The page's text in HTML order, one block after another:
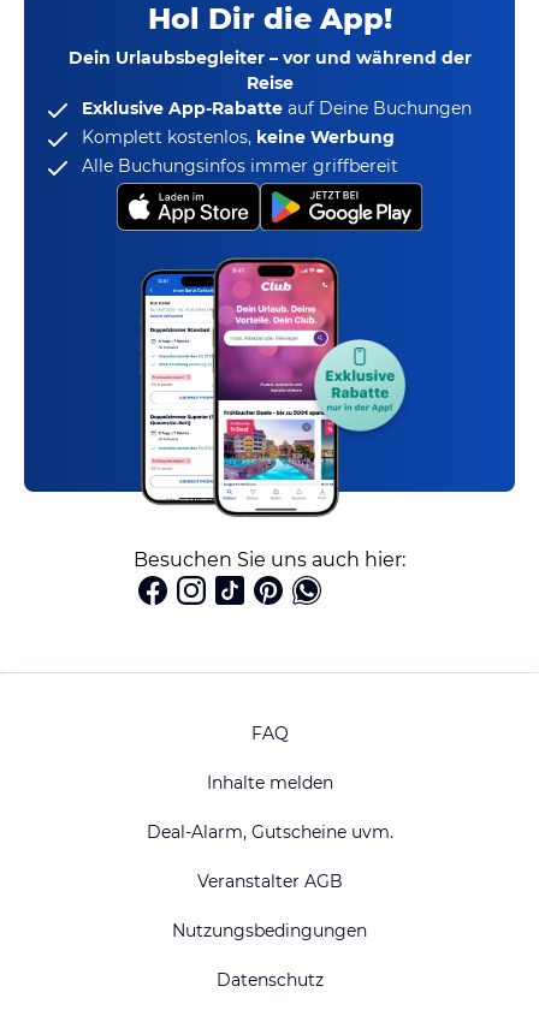
Hol Dir die App!
Dein Urlaubsbegleiter – vor und während der
Reise
Exklusive App-Rabatte auf Deine Buchungen
Komplett kostenlos, keine Werbung
Alle Buchungsinfos immer griffbereit
Besuchen Sie uns auch hier:
FAQ
Inhalte melden
Deal-Alarm, Gutscheine uvm.
Veranstalter AGB
Nutzungsbedingungen
Datenschutz